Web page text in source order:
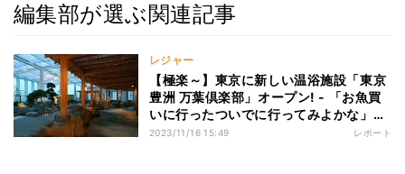
編集部が選ぶ関連記事
レジャー
【極楽～】東京に新しい温浴施設「東京
豊洲 万葉倶楽部」オープン! - 「お魚買
いに行ったついでに行ってみよかな」
「楽しみ」
2023/11/16 15:49 レポート